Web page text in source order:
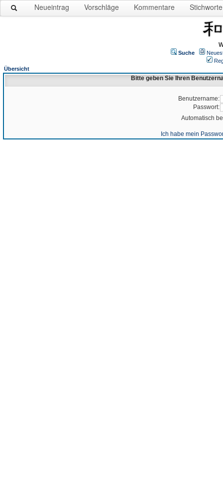
Neueintrag Vorschläge Kommentare Stichworte
Suche
Übersicht
Bitte geben Sie Ihren
Benutzername:
Passwort:
Automatisch
Ich habe mein